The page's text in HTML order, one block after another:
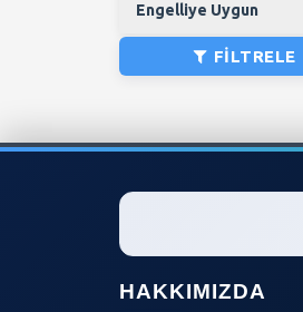
Engelliye Uygun
FILTRELE
HAKKIMIZDA